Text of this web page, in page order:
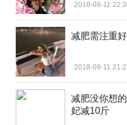
2018-09-11
减肥需注重
2018-09-11
减肥没你想
妃减10斤